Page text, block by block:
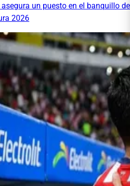
un puesto en el banquillo de
2026